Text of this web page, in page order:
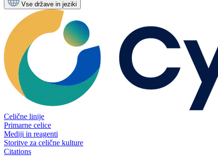
Vse države in jeziki
Celične linije
Primarne celice
Mediji in reagenti
Storitve za celične kulture
Citations